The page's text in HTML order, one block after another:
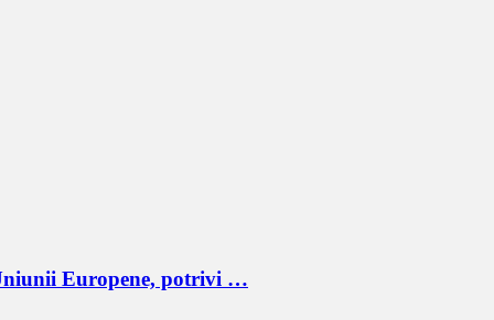
Europene, potrivi …